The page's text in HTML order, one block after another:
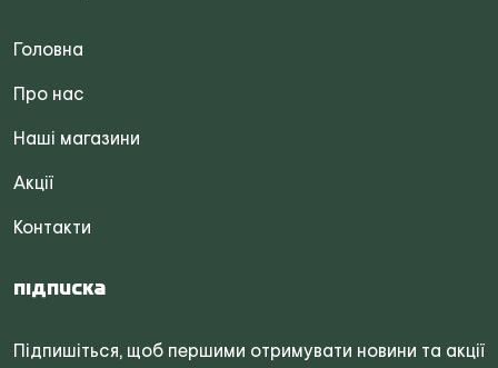
Головна
Про нас
Наші магазини
Акції
Контакти
Підписка
Підпишіться, щоб першими отримувати новини та акції